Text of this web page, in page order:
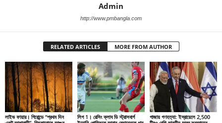
Admin
http://www.pmbangla.com
RELATED ARTICLES MORE FROM AUTHOR
লাইভ ফায়ার। গিরোন্ডে “প্রথম দিন
লিগ 1। রেসিং ক্লাব ডি স্ট্রাসবার্গ
গাজায় গণহত্যা: ইস্রায়েলে 2,500